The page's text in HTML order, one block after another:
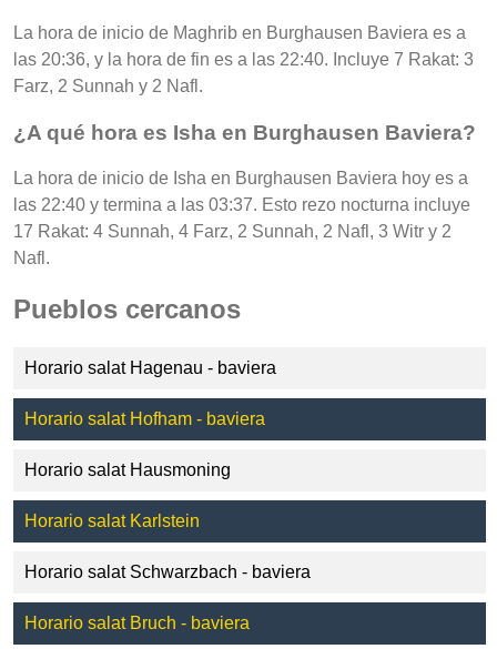
La hora de inicio de Maghrib en Burghausen Baviera es a
las 20:36, y la hora de fin es a las 22:40. Incluye 7 Rakat: 3
Farz, 2 Sunnah y 2 Nafl.
¿A qué hora es Isha en Burghausen Baviera?
La hora de inicio de Isha en Burghausen Baviera hoy es a
las 22:40 y termina a las 03:37. Esto rezo nocturna incluye
17 Rakat: 4 Sunnah, 4 Farz, 2 Sunnah, 2 Nafl, 3 Witr y 2
Nafl.
Pueblos cercanos
Horario salat Hagenau - baviera
Horario salat Hofham - baviera
Horario salat Hausmoning
Horario salat Karlstein
Horario salat Schwarzbach - baviera
Horario salat Bruch - baviera